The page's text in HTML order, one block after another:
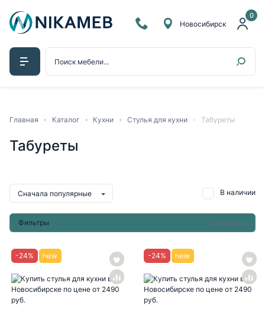
0
Новосибирск
Главная Каталог Кухни Стулья для кухни Табуреты
Табуреты
Сначала популярные В наличии
Фильтры Сбросить
-24% -24%